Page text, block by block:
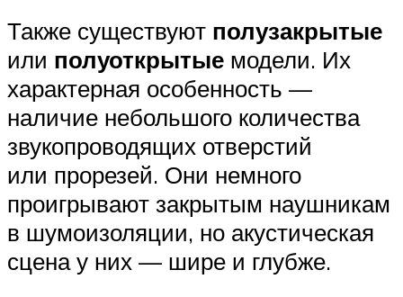
Также существуют полузакрытые
или полуоткрытые модели. Их
характерная особенность —
наличие небольшого количества
звукопроводящих отверстий
или прорезей. Они немного
проигрывают закрытым наушникам
в шумоизоляции, но акустическая
сцена у них — шире и глубже.